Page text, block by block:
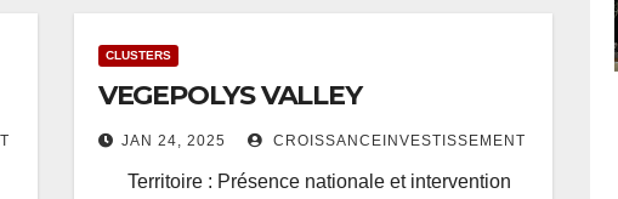
CLUSTERS
VEGEPOLYS VALLEY
JAN 24, 2025 CROISSANCEINVESTISSEMENT
Territoire : Présence nationale et intervention